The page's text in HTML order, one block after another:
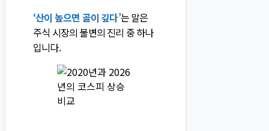
‘산이 높으면 골이 깊다’는 말은
주식 시장의 불변의 진리 중 하나
입니다.